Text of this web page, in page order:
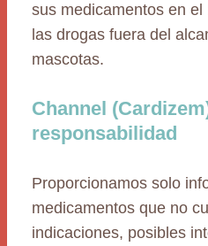
sus medicamentos en
las drogas fuera del
mascotas.
Channel
responsabilidad
Proporcionamos solo
medicamentos que no
indicaciones, posibles